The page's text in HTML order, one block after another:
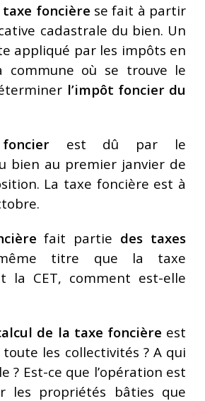
taxe foncière se fait à partir
cadastrale du bien. Un
appliqué par les impôts en
commune où se trouve le
l’impôt foncier du
est dû par le
bien au premier janvier de
La taxe foncière est à
fait partie des taxes
titre que la taxe
la CET, comment est-elle
de la taxe foncière est
les collectivités ? A qui
? Est-ce que l’opération est
les propriétés bâties que